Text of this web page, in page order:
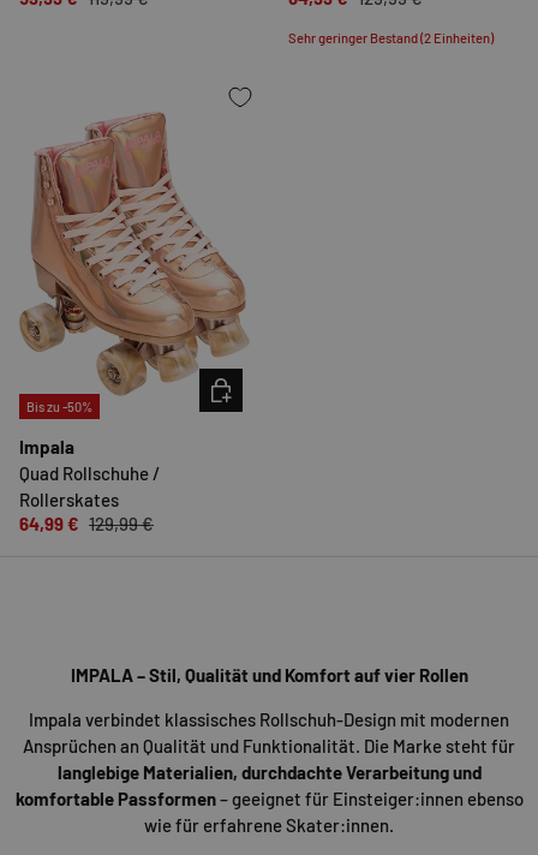
Sehr geringer Bestand (2 Einheiten)
Bis zu -50%
Impala
Quad Rollschuhe /
Rollerskates
64,99 € 129,99 €
OPTIONEN AUSWÄHLEN
IMPALA – Stil, Qualität und Komfort auf vier Rollen
Impala verbindet klassisches Rollschuh-Design mit modernen
Ansprüchen an Qualität und Funktionalität. Die Marke steht für
langlebige Materialien, durchdachte Verarbeitung und
komfortable Passformen– geeignet für Einsteiger:innen ebenso
wie für erfahrene Skater:innen.